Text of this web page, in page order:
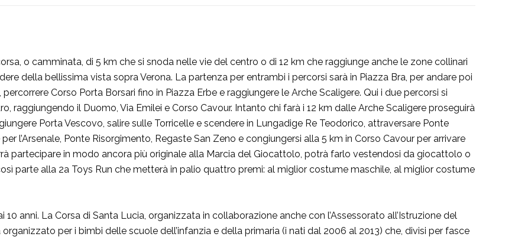
o camminata, di 5 km che si snoda nelle vie del centro o di 12 km che raggiunge anche le zone collinari
della bellissima vista sopra Verona. La partenza per entrambi i percorsi sarà in Piazza Bra, per andare poi
Corso Porta Borsari fino in Piazza Erbe e raggiungere le Arche Scaligere. Qui i due percorsi si
raggiungendo il Duomo, Via Emilei e Corso Cavour. Intanto chi farà i 12 km dalle Arche Scaligere proseguirà
Porta Vescovo, salire sulle Torricelle e scendere in Lungadige Re Teodorico, attraversare Ponte
l’Arsenale, Ponte Risorgimento, Regaste San Zeno e congiungersi alla 5 km in Corso Cavour per arrivare
partecipare in modo ancora più originale alla Marcia del Giocattolo, potrà farlo vestendosi da giocattolo o
parte alla 2a Toys Run che metterà in palio quattro premi: al miglior costume maschile, al miglior costume
10 anni. La Corsa di Santa Lucia, organizzata in collaborazione anche con l’Assessorato all’Istruzione del
per i bimbi delle scuole dell’infanzia e della primaria (i nati dal 2006 al 2013) che, divisi per fasce